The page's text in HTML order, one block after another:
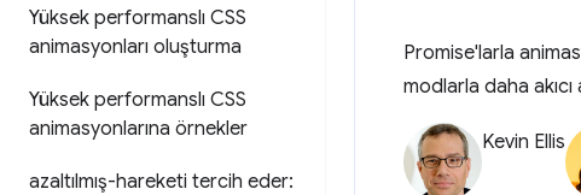
Yüksek performanslı CSS
animasyonları oluşturma
Yüksek performanslı CSS
animasyonlarına örnekler
azaltılmış-hareketi tercih eder:
Promise'larla
modlarla daha
Kevin Ellis